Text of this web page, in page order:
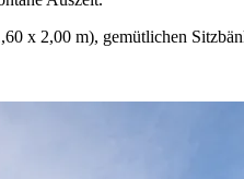
x 2,00 m), gemütlichen